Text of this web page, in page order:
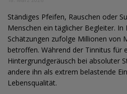
Ständiges Pfeifen, Rauschen oder
Menschen ein täglicher Begleiter. In
Schätzungen zufolge Millionen von
betroffen. Während der Tinnitus für
Hintergrundgeräusch bei absoluter
andere ihn als extrem belastende
Lebensqualität.